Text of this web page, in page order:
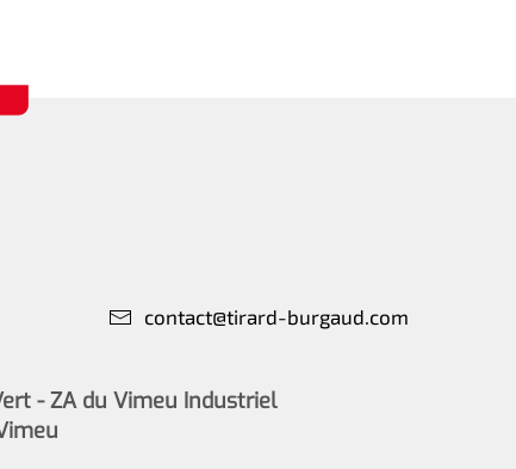
contact@tirard-burgaud.com
- ZA du Vimeu Industriel